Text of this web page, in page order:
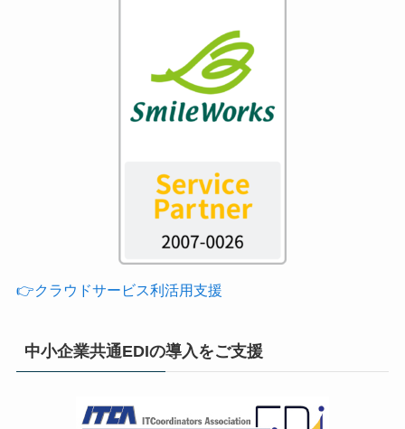
👉クラウドサービス利活用支援
中小企業共通EDIの導入をご支援